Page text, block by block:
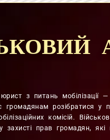
з питань мобілізації
громадянам розібратися у
комісій.
прав громадян, які